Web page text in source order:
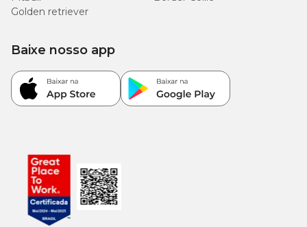
Golden retriever
Baixe nosso app